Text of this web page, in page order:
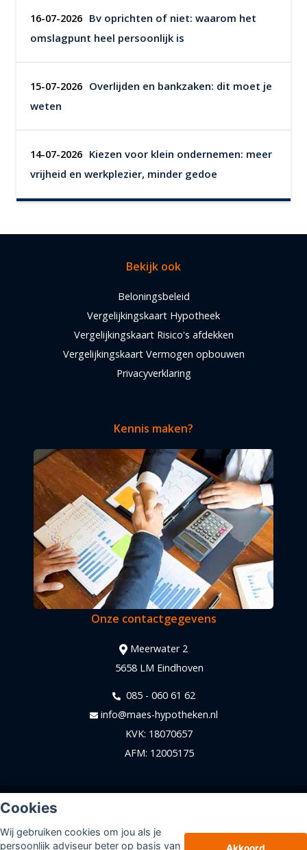
Cookies
Wij gebruiken cookies om jou als je
persoonlijk adviseur beter op basis van
16-07-2026 Bv oprichten of niet: waarom het
omslagpunt heel persoonlijk is
15-07-2026 Overlijden en bankzaken: dit moet je
weten
14-07-2026 Kiezen voor klein ondernemen: meer
vrijheid en werkplezier, minder gedoe
Bekijk ook
Beloningsbeleid
Vergelijkingskaart Hypotheek
Vergelijkingskaart Risico's afdekken
Vergelijkingskaart Vermogen opbouwen
Privacyverklaring
Kennis maken?
Onze contactgegevens
Meerwater 2
5658 LM Eindhoven
085 - 060 61 62
info@maes-hypotheken.nl
KVK: 18070657
AFM: 12005175
Sitemap
Disclaimer